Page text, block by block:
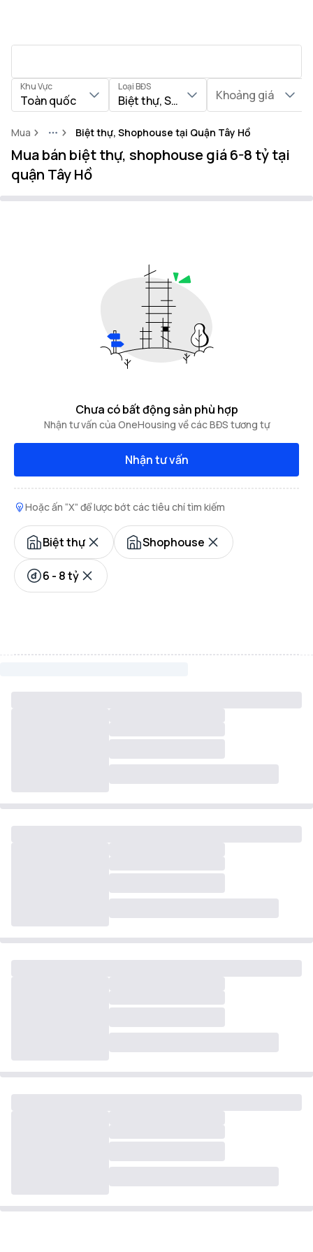
Khu Vực
Toàn quốc
Loại BĐS
Biệt thự, ShophouseKhoảng giá
Mua MoreBiệt thự, Shophouse tại Quận Tây Hồ
Mua bán biệt thự, shophouse giá 6-8 tỷ tại
quận Tây Hồ
Chưa có bất động sản phù hợp
Nhận tư vấn của OneHousing về các BĐS tương tự
Nhận tư vấn
Hoặc ấn “X” để lược bớt các tiêu chí tìm kiếm
Biệt thự Shophouse
6 - 8 tỷ